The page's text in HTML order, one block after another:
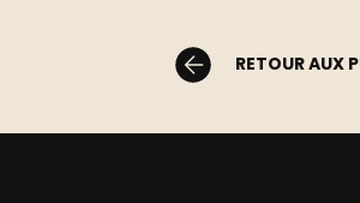
RETOUR AUX